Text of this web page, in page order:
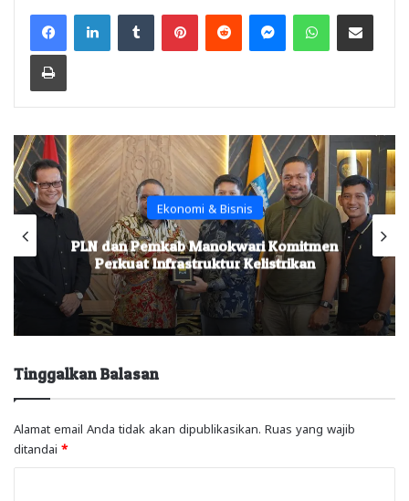
FacebookLinkedInTumblr PinterestReddit MessengerWhatsAppShare via Email
Print
Ekonomi & Bisnis
PLN dan Pemkab Manokwari Komitmen
Perkuat Infrastruktur Kelistrikan
Tinggalkan Balasan
Alamat email Anda tidak akan dipublikasikan. Ruas yang wajib
ditandai *